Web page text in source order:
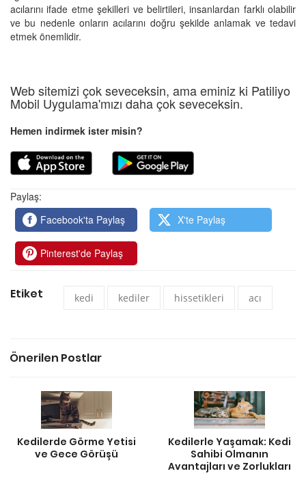
acılarını ifade etme şekilleri ve belirtileri, insanlardan farklı olabilir
ve bu nedenle onların acılarını doğru şekilde anlamak ve tedavi
etmek önemlidir.
Web sitemizi çok seveceksin, ama eminiz ki Patiliyo
Mobil Uygulama'mızı daha çok seveceksin.
Hemen indirmek ister misin?
Paylaş:
Facebook'ta Paylaş
X'te Paylaş
Pinterest'de Paylaş
Etiket kedi kediler hissetikleri acı
Önerilen Postlar
Kedilerde Görme Yetisi
ve Gece Görüşü
Kedilerle Yaşamak: Kedi
Sahibi Olmanın
Avantajları ve Zorlukları